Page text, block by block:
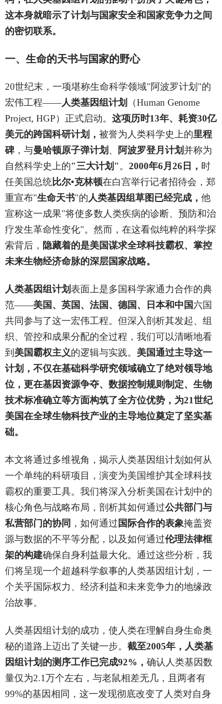
这本身就暗示了计划与国家安全和国家竞争力之间
的密切联系。
一、生命的天书与国家的野心
20世纪末，一项堪称生命科学领域"阿波罗计划"的
宏伟工程——人类基因组计划
（Human Genome
Project, HGP）正式启动。 这项历时13年、耗资30亿
美元的跨国科研计划， 被誉为人类科学史上的里程
碑，与曼哈顿原子弹计划 、 阿波罗登月计划 并称为
自然科学史上的"三大计划"。 2000年6月26日， 时
任美国总统比尔•克林顿在白宫举行记者招待会，郑
重宣布"生命天书"的人类基因组草图已经完成， 他
宣称这一成果"将使多数人类疾病的诊断、预防和治
疗发生革命性变化"。然而，在这看似纯粹的科学探
索背后， 隐藏着的是美国谋求全球科技霸权、掌控
未来生物经济命脉的深层国家战略。
人类基因组计划表面上是多国科学家通力合作的典
范——美国、英国、法国、德国、日本和中国六国
共同参与了这一宏伟工程。但深入剖析其发起、组
织、管控和成果分配的全过程，我们可以清晰地看
到 美国霸权主义的逻辑与实践。 美国通过主导这一
计划，不仅在基础科学研究领域确立了绝对领导地
位，更在基因资源争夺、数据控制规则制定、生物
技术标准确立等方面构筑了全方位优势，为21世纪
美国在全球生物科技产业的主导地位奠定了坚实基
础。
本文将通过多维视角，揭示人类基因组计划如何从
一个单纯的科研项目，演变为美国维护其全球科技
霸权的重要工具。我们将深入分析美国在计划中的
核心角色与战略布局，剖析其如何通过公共部门与
私营部门的协同 ，如何通过国际合作的表象掩盖资
源与数据的不平等分配，以及如何通过伦理法律框
架的构建确保自身利益最大化。通过这些分析，我
们将呈现一个超越科学叙事的人类基因组计划，一
个关乎国际权力、经济利益和未来竞争力的地缘政
治故事。
人类基因组计划的成功，使人类在理解自身生命奥
秘的道路上迈出了关键一步。 截至2005年，人类基
因组计划的测序工作已完成92%， 确认人类基因数
量仅为2.1万个左右，与老鼠相差无几，且两者有
99%的基因相同，这一发现彻底改变了人类对自身